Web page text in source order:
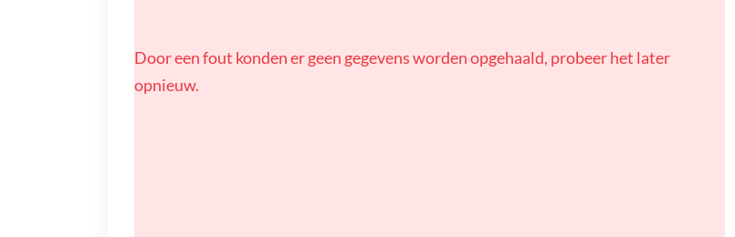
Door een fout konden er geen gegevens worden opgehaald, probeer het later
opnieuw.